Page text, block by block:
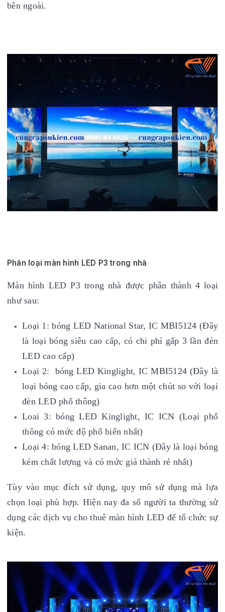
bên ngoài.
Phân loại màn hình LED P3 trong nhà
Màn hình LED P3 trong nhà được phân thành 4 loại
như sau:
Loại 1: bóng LED National Star, IC MBI5124 (Đây
là loại bóng siêu cao cấp, có chi phí gấp 3 lần đèn
LED cao cấp)
Loại 2: bóng LED Kinglight, IC MBI5124 (Đây là
loại bóng cao cấp, gia cao hơn một chút so với loại
đèn LED phổ thông)
Loai 3: bóng LED Kinglight, IC ICN (Loại phổ
thông có mức độ phổ biến nhất)
Loại 4: bóng LED Sanan, IC ICN (Đây là loại bóng
kém chất lượng và có mức giá thành rẻ nhất)
Tùy vào mục đích sử dụng, quy mô sử dụng mà lựa
chọn loại phù hợp. Hiện nay đa số người ta thường sử
dụng các dịch vụ cho thuê màn hình LED để tổ chức sự
kiện.